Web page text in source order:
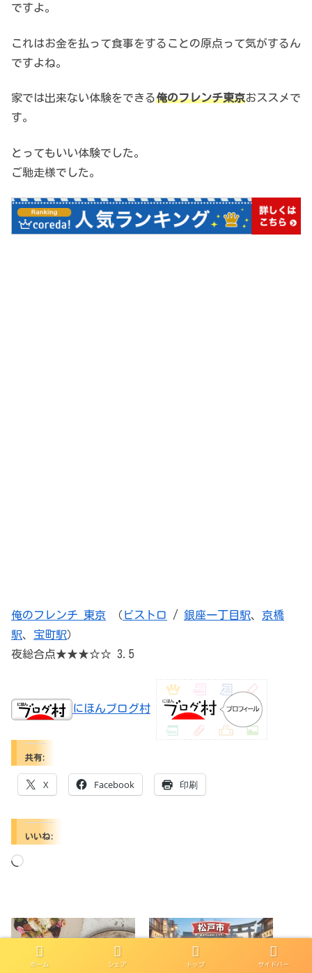
ですよ。
これはお金を払って食事をすることの原点って気がするん
ですよね。
家では出来ない体験をできる俺のフレンチ東京おススメで
す。
とってもいい体験でした。
ご馳走様でした。
俺のフレンチ 東京 （ ビストロ / 銀座一丁目駅、 京橋
駅、 宝町駅）
夜総合点★★★☆☆ 3.5
にほんブログ村
共有:
X Facebook 印刷
いいね:
読
み
中…
ホーム シェア トップ サイドバー